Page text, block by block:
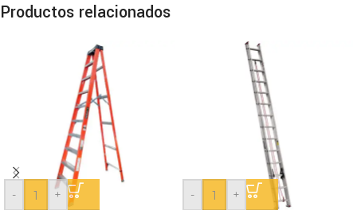
Productos relacionados
-
+
-
+